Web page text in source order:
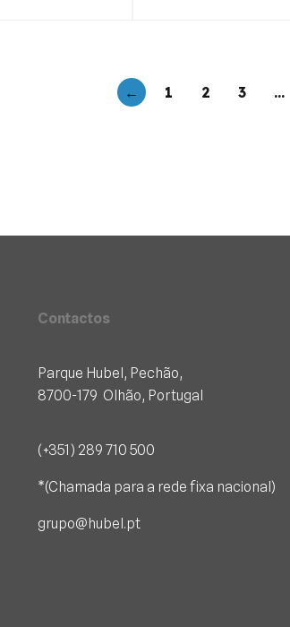
← 1 2 3 …
Contactos
Parque Hubel, Pechão,
8700-179 Olhão, Portugal
(+351) 289 710 500
*(Chamada para a rede fixa nacional)
grupo@hubel.pt